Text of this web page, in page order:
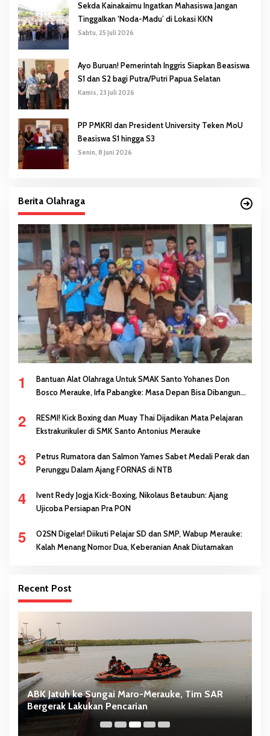
Sekda Kainakaimu Ingatkan Mahasiswa Jangan
Tinggalkan ‘Noda-Madu’ di Lokasi KKN
Sabtu, 25 Juli 2026
Ayo Buruan! Pemerintah Inggris Siapkan Beasiswa
S1 dan S2 bagi Putra/Putri Papua Selatan
Kamis, 23 Juli 2026
PP PMKRI dan President University Teken MoU
Beasiswa S1 hingga S3
Senin, 8 Juni 2026
Berita Olahraga
1
Bantuan Alat Olahraga Untuk SMAK Santo Yohanes Don
Bosco Merauke, Irfa Pabangke: Masa Depan Bisa Dibangun
2
RESMI! Kick Boxing dan Muay Thai Dijadikan Mata Pelajaran
Ekstrakurikuler di SMK Santo Antonius Merauke
3
Petrus Rumatora dan Salmon Yames Sabet Medali Perak dan
Perunggu Dalam Ajang FORNAS di NTB
4
Ivent Redy Jogja Kick-Boxing, Nikolaus Betaubun: Ajang
Ujicoba Persiapan Pra PON
5
O2SN Digelar! Diikuti Pelajar SD dan SMP, Wabup Merauke:
Kalah Menang Nomor Dua, Keberanian Anak Diutamakan
Recent Post
ABK Jatuh ke Sungai Maro-Merauke, Tim SAR
Bergerak Lakukan Pencarian